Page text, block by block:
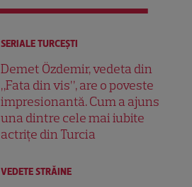
SERIALE TURCEŞTI
Demet Özdemir, vedeta din
„Fata din vis”, are o poveste
impresionantă. Cum a ajuns
una dintre cele mai iubite
actrițe din Turcia
VEDETE STRĂINE